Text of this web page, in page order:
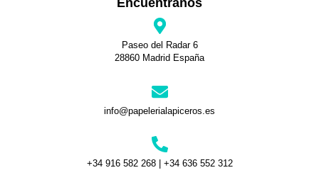
Encuéntranos
Paseo del Radar 6
28860 Madrid España
info@papelerialapiceros.es
+34 916 582 268 | +34 636 552 312